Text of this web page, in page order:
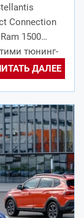
Connection
1500
тюнинг-
ДАЛЕЕ